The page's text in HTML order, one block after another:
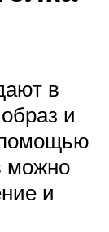
в
и
можно
и